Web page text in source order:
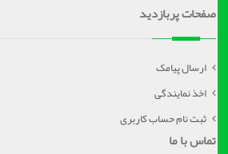
صفحات پربازدید
ارسال پیامک
اخذ نمایندگی
ثبت نام حساب کاربری
تماس با ما